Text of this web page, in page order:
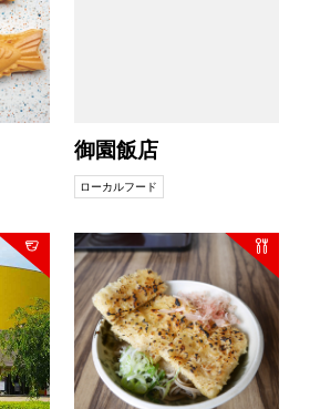
御園飯店
ローカルフード